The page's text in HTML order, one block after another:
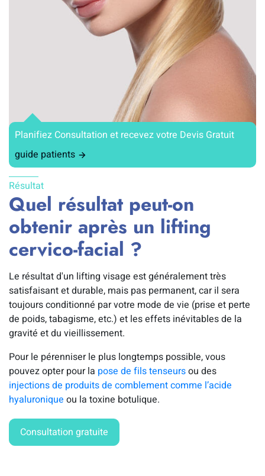
Planifiez Consultation et recevez votre Devis Gratuit
guide patients
Résultat
Quel résultat peut-on
obtenir après un lifting
cervico-facial ?
Le résultat d'un lifting visage est généralement très
satisfaisant et durable, mais pas permanent, car il sera
toujours conditionné par votre mode de vie (prise et perte
de poids, tabagisme, etc.) et les effets inévitables de la
gravité et du vieillissement.
Pour le pérenniser le plus longtemps possible, vous
pouvez opter pour la pose de fils tenseursou des
injections de produits de comblement comme l’acide
hyaluronique ou la toxine botulique.
Consultation gratuite